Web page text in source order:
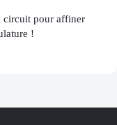
circuit pour affiner
!